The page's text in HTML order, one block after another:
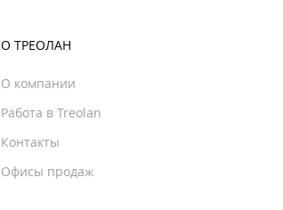
О ТРЕОЛАН
О компании
Работа в Treolan
Контакты
Офисы продаж